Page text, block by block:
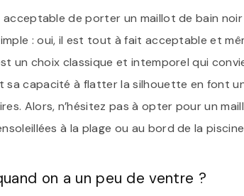
acceptable de porter un maillot de bain
: oui, il est tout à fait acceptable et
un choix classique et intemporel qui
sa capacité à flatter la silhouette en font
Alors, n’hésitez pas à opter pour un
à la plage ou au bord de la
on a un peu de ventre ?